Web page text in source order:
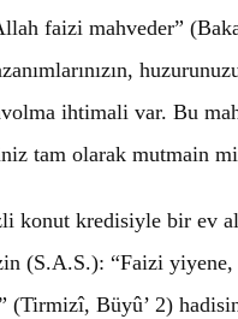
faizi mahveder”
ihtimali var. Bu
tam olarak mutmain
konut kredisiyle bir ev
(S.A.S.): “Faizi
(Tirmizî, Büyû’ 2)